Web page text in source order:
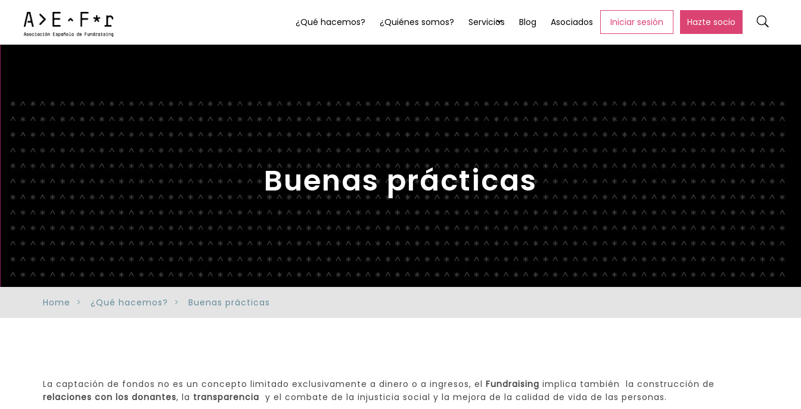
¿Qué hacemos? ¿Quiénes somos? Servicios Blog Asociados Iniciar sesión Hazte socio
Buenas prácticas
Home ¿Qué hacemos? Buenas prácticas
La captación de fondos no es un concepto limitado exclusivamente a dinero o a ingresos, el Fundraising implica también la construcción de
relaciones con los donantes, la transparencia y el combate de la injusticia social y la mejora de la calidad de vida de las personas.